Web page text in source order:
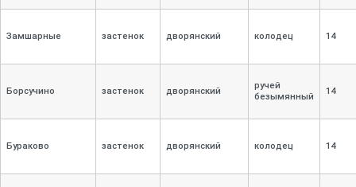
Замшарные застенок дворянский колодец 14
Борсучино застенок дворянский
ручей
безымянный
14
Бураково застенок дворянский колодец 14